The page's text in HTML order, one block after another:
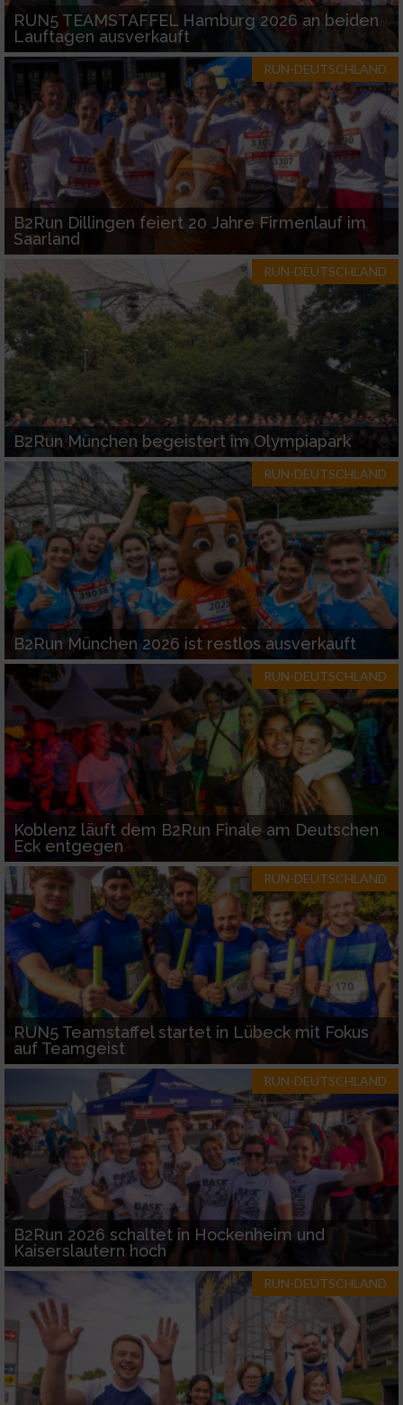
RUN5 TEAMSTAFFEL Hamburg 2026 an beiden
Lauftagen ausverkauft
RUN-DEUTSCHLAND
B2Run Dillingen feiert 20 Jahre Firmenlauf im
Saarland
RUN-DEUTSCHLAND
B2Run München begeistert im Olympiapark
RUN-DEUTSCHLAND
B2Run München 2026 ist restlos ausverkauft
RUN-DEUTSCHLAND
Koblenz läuft dem B2Run Finale am Deutschen
Eck entgegen
RUN-DEUTSCHLAND
RUN5 Teamstaffel startet in Lübeck mit Fokus
auf Teamgeist
RUN-DEUTSCHLAND
B2Run 2026 schaltet in Hockenheim und
Kaiserslautern hoch
RUN-DEUTSCHLAND
Funktional
Werbung